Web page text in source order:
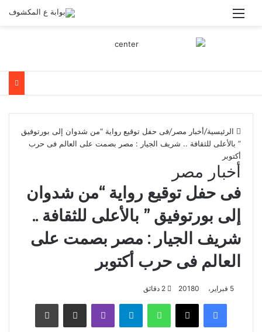
الرئيسية/أخبار مصر/فى حفل توقيع رواية “من شدوان إلى بورتوفيق
” بالأعلى للثقافة .. شريف الجيار : مصر بصمت على العالم فى حرب
أكتوبر
أخبار مصر
فى حفل توقيع رواية “من شدوان
إلى بورتوفيق ” بالأعلى للثقافة ..
شريف الجيار : مصر بصمت على
العالم فى حرب أكتوبر
5 فبراير، 2018 0
فيسبوك ‫X واتساب تيلقرام ڤايبر مشاركة عبر البريد طباعة